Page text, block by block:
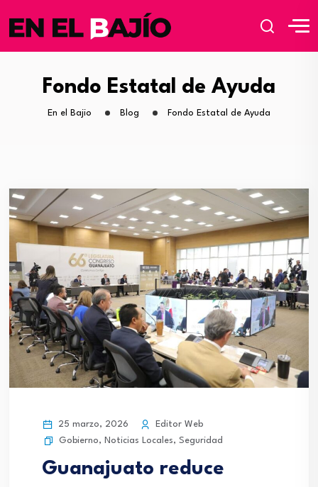
Fondo Estatal de Ayuda
En el Bajio Blog Fondo Estatal de Ayuda
25 marzo, 2026
Editor Web
Gobierno, Noticias Locales, Seguridad
Guanajuato reduce